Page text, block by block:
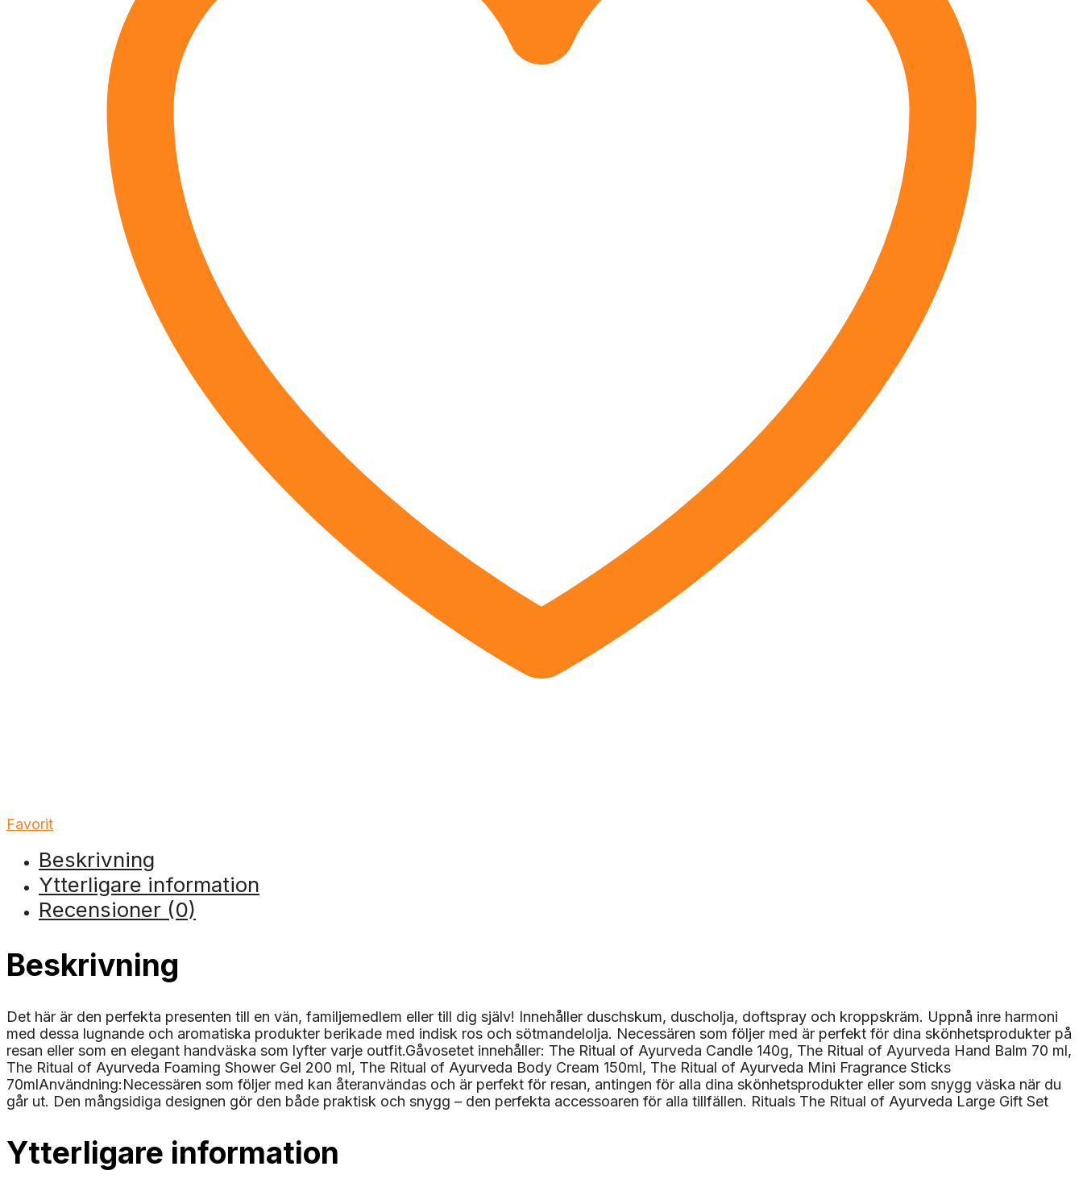
Favorit
Beskrivning
Ytterligare information
Recensioner (0)
Beskrivning
Det här är den perfekta presenten till en vän, familjemedlem eller till dig själv! Innehåller duschskum, duscholja, doftspray och kroppskräm. Uppnå inre harmoni
med dessa lugnande och aromatiska produkter berikade med indisk ros och sötmandelolja. Necessären som följer med är perfekt för dina skönhetsprodukter på
resan eller som en elegant handväska som lyfter varje outfit.Gåvosetet innehåller: The Ritual of Ayurveda Candle 140g, The Ritual of Ayurveda Hand Balm 70 ml,
The Ritual of Ayurveda Foaming Shower Gel 200 ml, The Ritual of Ayurveda Body Cream 150ml, The Ritual of Ayurveda Mini Fragrance Sticks
70mlAnvändning:Necessären som följer med kan återanvändas och är perfekt för resan, antingen för alla dina skönhetsprodukter eller som snygg väska när du
går ut. Den mångsidiga designen gör den både praktisk och snygg – den perfekta accessoaren för alla tillfällen. Rituals The Ritual of Ayurveda Large Gift Set
Ytterligare information